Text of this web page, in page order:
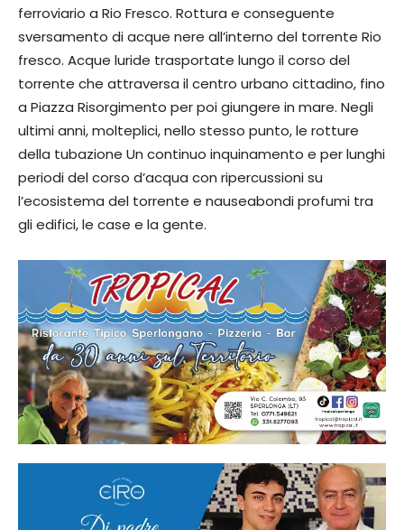
ferroviario a Rio Fresco. Rottura e conseguente
sversamento di acque nere all’interno del torrente Rio
fresco. Acque luride trasportate lungo il corso del
torrente che attraversa il centro urbano cittadino, fino
a Piazza Risorgimento per poi giungere in mare. Negli
ultimi anni, molteplici, nello stesso punto, le rotture
della tubazione Un continuo inquinamento e per lunghi
periodi del corso d’acqua con ripercussioni su
l’ecosistema del torrente e nauseabondi profumi tra
gli edifici, le case e la gente.